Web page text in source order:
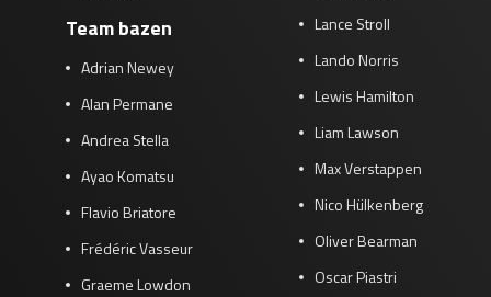
Team bazen
Adrian Newey
Alan Permane
Andrea Stella
Ayao Komatsu
Flavio Briatore
Frédéric Vasseur
Graeme Lowdon
Lance Stroll
Lando Norris
Lewis Hamilton
Liam Lawson
Max Verstappen
Nico Hülkenberg
Oliver Bearman
Oscar Piastri